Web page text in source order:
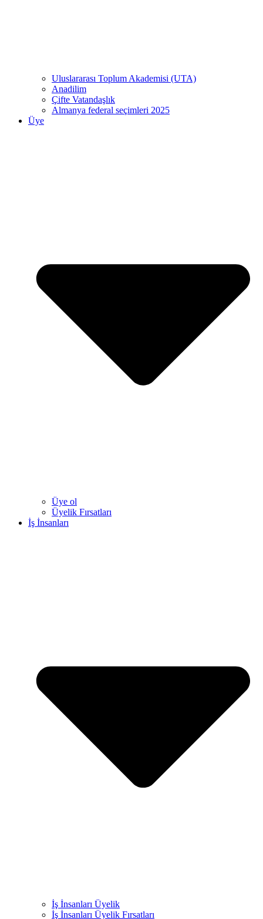
Uluslararası Toplum Akademisi (UTA)
Anadilim
Çifte Vatandaşlık
Almanya federal seçimleri 2025
Üye
Üye ol
Üyelik Fırsatları
İş İnsanları
İş İnsanları Üyelik
İş İnsanları Üyelik Fırsatları